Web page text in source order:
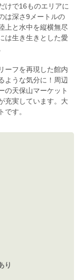
けで16ものエリアに
は深さ9メートルの
上と水中を縦横無尽
は生き生きとした愛
ーフを再現した館内
ような気分に！周辺
の天保山マーケット
充実しています。大
です。
り